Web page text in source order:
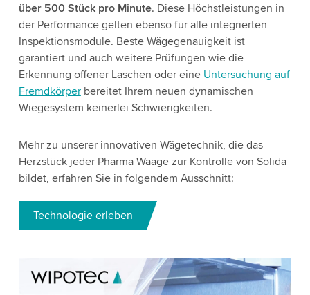
über 500 Stück pro Minute. Diese Höchstleistungen in
der Performance gelten ebenso für alle integrierten
Inspektionsmodule. Beste Wägegenauigkeit ist
garantiert und auch weitere Prüfungen wie die
Erkennung offener Laschen oder eine Untersuchung auf
Fremdkörperbereitet Ihrem neuen dynamischen
Wiegesystem keinerlei Schwierigkeiten.
Mehr zu unserer innovativen Wägetechnik, die das
Herzstück jeder Pharma Waage zur Kontrolle von Solida
bildet, erfahren Sie in folgendem Ausschnitt:
Technologie erleben
We need your consent to load the YouTube